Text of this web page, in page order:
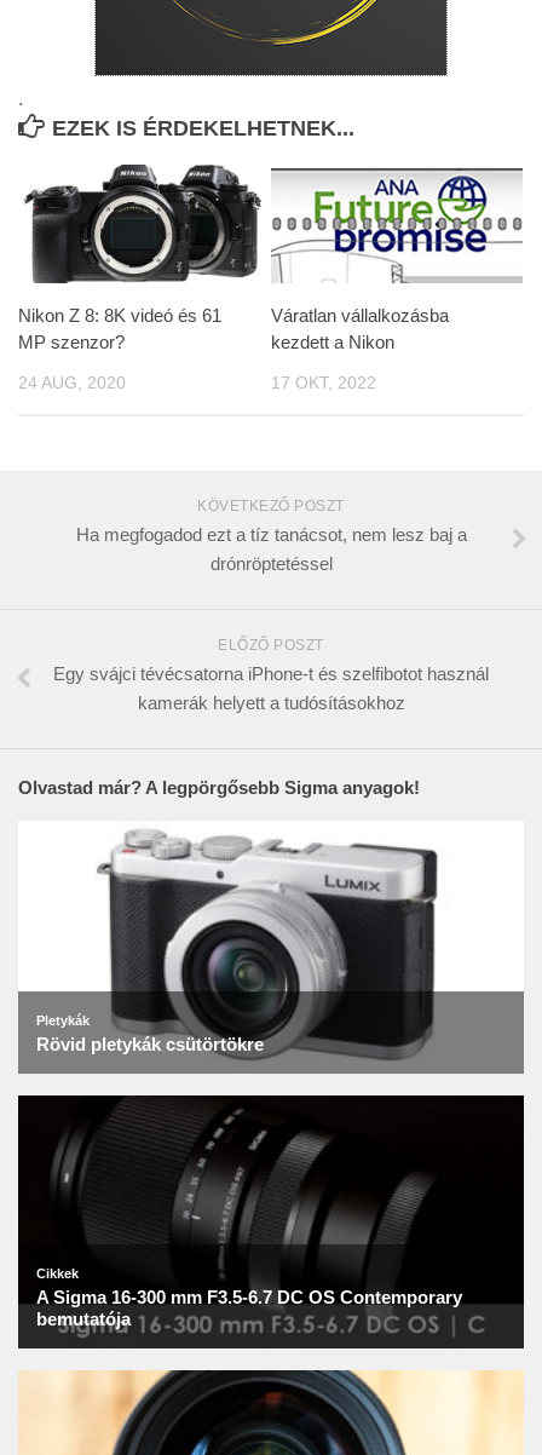
.
EZEK IS ÉRDEKELHETNEK...
Nikon Z 8: 8K videó és 61
MP szenzor?
24 AUG, 2020
Váratlan vállalkozásba
kezdett a Nikon
17 OKT, 2022
KÖVETKEZŐ POSZT
Ha megfogadod ezt a tíz tanácsot, nem lesz baj a
drónröptetéssel
ELŐZŐ POSZT
Egy svájci tévécsatorna iPhone-t és szelfibotot használ
kamerák helyett a tudósításokhoz
Olvastad már? A legpörgősebb Sigma anyagok!